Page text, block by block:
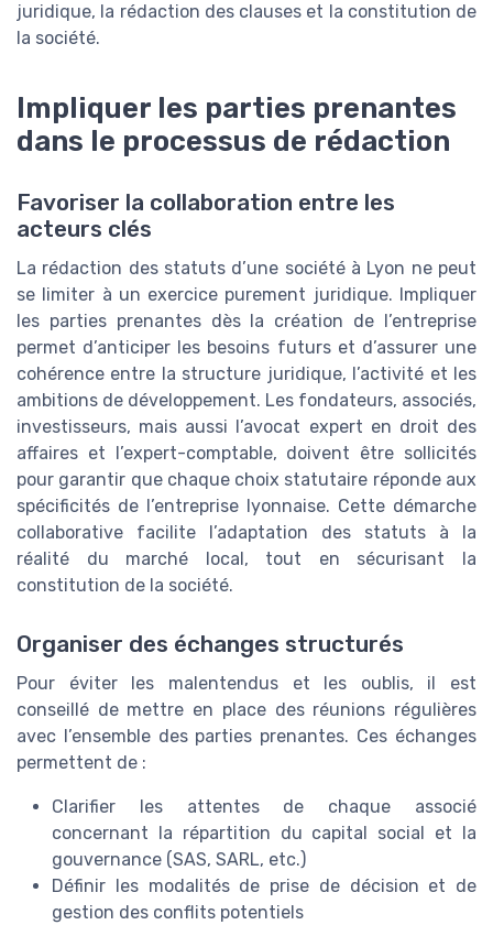
juridique, la rédaction des clauses et la constitution de
la société.
Impliquer les parties prenantes
dans le processus de rédaction
Favoriser la collaboration entre les
acteurs clés
La rédaction des statuts d’une société à Lyon ne peut
se limiter à un exercice purement juridique. Impliquer
les parties prenantes dès la création de l’entreprise
permet d’anticiper les besoins futurs et d’assurer une
cohérence entre la structure juridique, l’activité et les
ambitions de développement. Les fondateurs, associés,
investisseurs, mais aussi l’avocat expert en droit des
affaires et l’expert-comptable, doivent être sollicités
pour garantir que chaque choix statutaire réponde aux
spécificités de l’entreprise lyonnaise. Cette démarche
collaborative facilite l’adaptation des statuts à la
réalité du marché local, tout en sécurisant la
constitution de la société.
Organiser des échanges structurés
Pour éviter les malentendus et les oublis, il est
conseillé de mettre en place des réunions régulières
avec l’ensemble des parties prenantes. Ces échanges
permettent de :
Clarifier les attentes de chaque associé
concernant la répartition du capital social et la
gouvernance (SAS, SARL, etc.)
Définir les modalités de prise de décision et de
gestion des conflits potentiels